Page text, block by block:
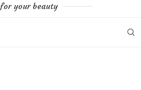
for your beauty